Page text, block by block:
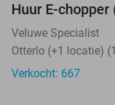
Huur E-
Veluwe Specialist
Otterlo (+1 locatie)
Verkocht: 667